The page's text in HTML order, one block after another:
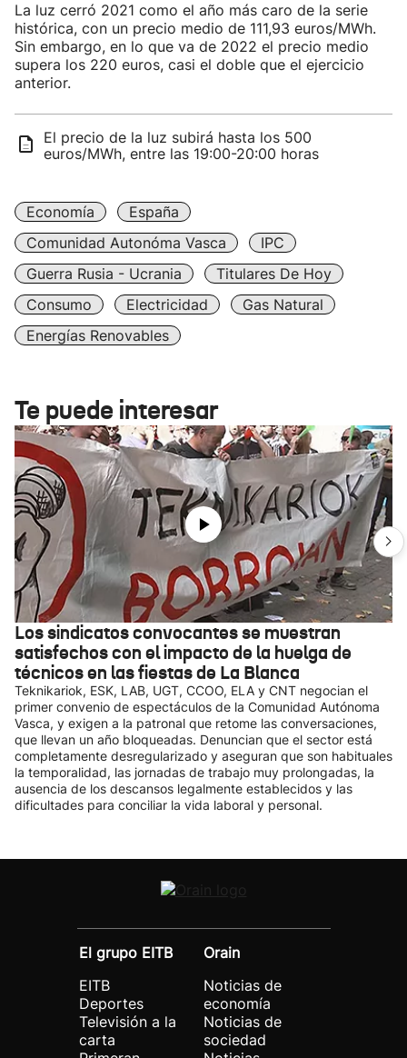
La luz cerró 2021 como el año más caro de la serie
histórica, con un precio medio de 111,93 euros/MWh.
Sin embargo, en lo que va de 2022 el precio medio
supera los 220 euros, casi el doble que el ejercicio
anterior.
El precio de la luz subirá hasta los 500
euros/MWh, entre las 19:00-20:00 horas
Economía
España
Comunidad Autonóma Vasca
IPC
Guerra Rusia - Ucrania
Titulares De Hoy
Consumo
Electricidad
Gas Natural
Energías Renovables
Te puede interesar
Los sindicatos convocantes se muestran
satisfechos con el impacto de la huelga de
técnicos en las fiestas de La Blanca
Teknikariok, ESK, LAB, UGT, CCOO, ELA y CNT negocian el
primer convenio de espectáculos de la Comunidad Autónoma
Vasca, y exigen a la patronal que retome las conversaciones,
que llevan un año bloqueadas. Denuncian que el sector está
completamente desregularizado y aseguran que son habituales
la temporalidad, las jornadas de trabajo muy prolongadas, la
ausencia de los descansos legalmente establecidos y las
dificultades para conciliar la vida laboral y personal.
El grupo EITB
EITB
Deportes
Televisión a la
carta
Orain
Noticias de
economía
Noticias de
sociedad